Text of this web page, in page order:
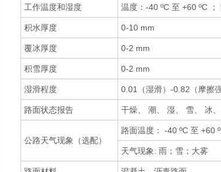
工作温度和湿度 温度：-40 ºC 至 +60 ºC
积水厚度 0-10 mm
覆冰厚度 0-2 mm
积雪厚度 0-2 mm
湿滑程度 0.01（湿滑）-0.82（摩擦强
路面状态报告 干燥、 潮、 湿、 雪、 冰
公路天气现象（选配）
路面温度： -40 ºC 至 +60
天气现象: 雨；雪；大雾